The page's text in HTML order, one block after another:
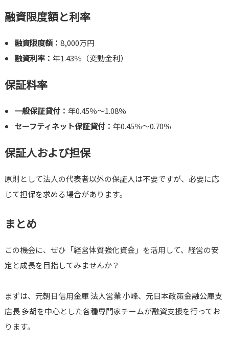
融資限度額と利率
融資限度額：8,000万円
融資利率：年1.43％（変動金利）
保証料率
一般保証貸付：年0.45％～1.08％
セーフティネット保証貸付：年0.45％～0.70％
保証人および担保
原則として法人の代表者以外の保証人は不要ですが、必要に応
じて担保を求める場合があります。
まとめ
この機会に、ぜひ「経営体質強化資金」を活用して、経営の安
定と成長を目指してみませんか？
まずは、元朝日信用金庫 法人営業 小峰、元日本政策金融公庫支
店長 多胡を中心とした各種専門家チームが融資支援を行ってお
ります。